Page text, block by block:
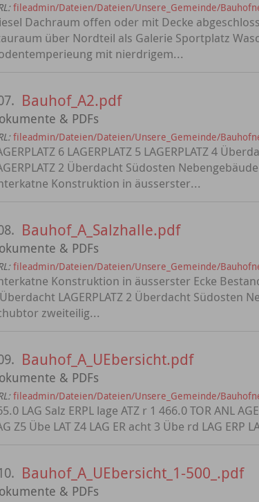
fileadmin/Dateien/Dateien/Unsere_Gemeinde/
Dachraum offen oder mit Decke
über Nordteil als Galerie Sportplatz
mit nierdrigem...
Bauhof_A2.pdf
& PDFs
fileadmin/Dateien/Dateien/Unsere_Gemeinde/
6 LAGERPLATZ 5 LAGERPLATZ 4
2 Überdacht Südosten
Konstruktion in äusserster...
Bauhof_A_Salzhalle.pdf
& PDFs
fileadmin/Dateien/Dateien/Unsere_Gemeinde/
Konstruktion in äusserster Ecke Bestand
LAGERPLATZ 2 Überdacht Südosten
zweiteilig...
Bauhof_A_UEbersicht.pdf
& PDFs
fileadmin/Dateien/Dateien/Unsere_Gemeinde/
LAG Salz ERPL lage ATZ r 1 466.0 TOR ANL
Z5 Übe LAT Z4 LAG ER acht 3 Übe rd LAG ERP
Bauhof_A_UEbersicht_1-500_.pdf
& PDFs